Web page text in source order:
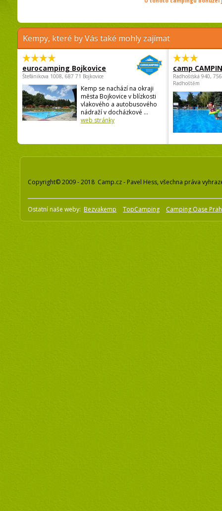
Kempy, které by Vás také mohly zajímat
eurocamping Bojkovice
Štefánikova 1008, 687 71 Bojkovice
Kemp se nachází na okraji
města Bojkovice v blízkosti
vlakového a autobusového
nádraží v docházkové ...
web stránky
camp
Radhošťská 940,
Radhoštěm
Copyright© 2009 - 2018 Camp.cz - Pavel Hess, všechna práva
Ostatní naše weby: Bezvakemp TopCamping Camping Oase